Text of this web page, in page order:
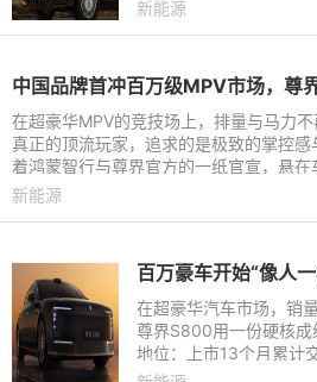
新能源
中国品牌首冲百万级MPV市场，尊
在超豪华MPV的竞技场上，排量与马力不
真正的顶流玩家，追求的是极致的掌控
着鸿蒙智行与尊界官方的一纸官宣，悬
地，尊界时代旗舰MPV将于
新能源
在超豪华汽车市场，销
尊界S800用一份硬核成
地位：上市13个月累计
居百万豪车销量冠军。